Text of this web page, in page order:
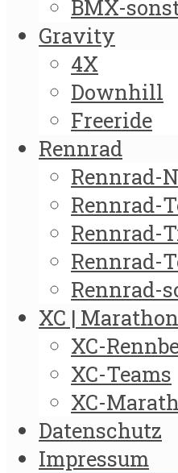
BMX-
Gravity
4X
Downhill
Freeride
Rennrad
Rennrad-
Rennrad-
Rennrad-
Rennrad-
Rennrad-
XC | Marathon
XC-
XC-Teams
XC-
Datenschutz
Impressum